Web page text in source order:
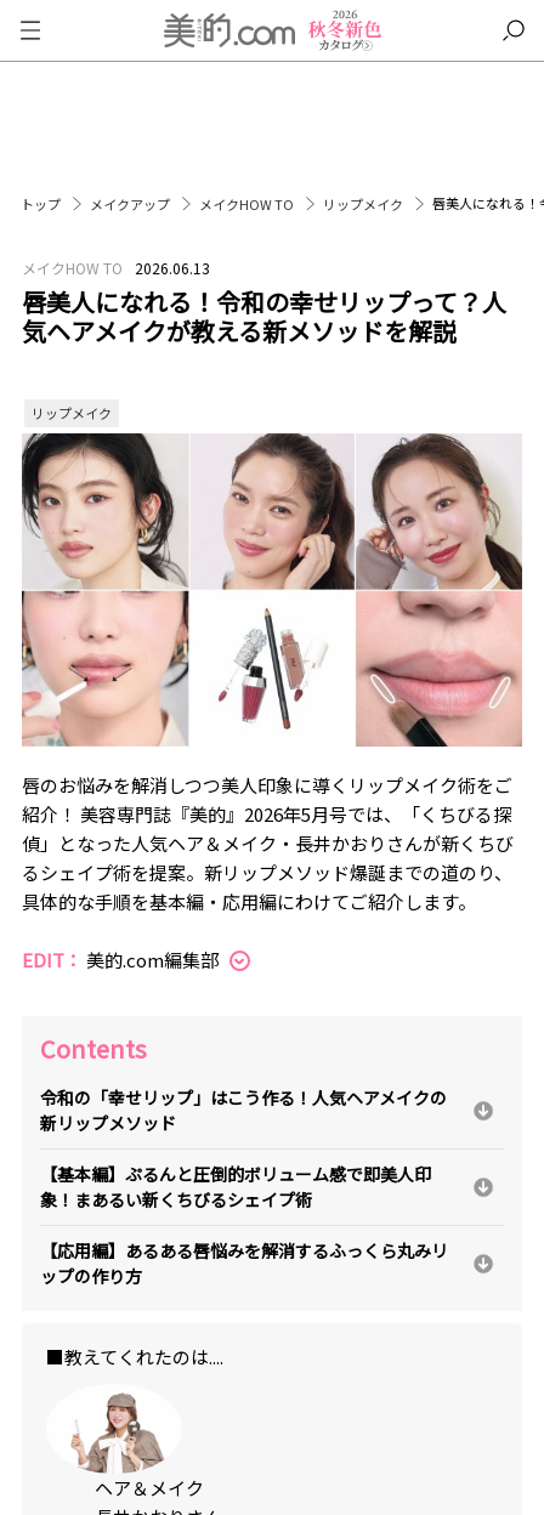
トップ メイクアップ メイクHOW TO リップメイク 唇美人になれる！
メイクHOW TO 2026.06.13
唇美人になれる！令和の幸せリップって？人
気ヘアメイクが教える新メソッドを解説
リップメイク
唇のお悩みを解消しつつ美人印象に導くリップメイク術をご
紹介！ 美容専門誌『美的』2026年5月号では、「くちびる探
偵」となった人気ヘア＆メイク・長井かおりさんが新くちび
るシェイプ術を提案。新リップメソッド爆誕までの道のり、
具体的な手順を基本編・応用編にわけてご紹介します。
EDIT： 美的.com編集部
Contents
令和の「幸せリップ」はこう作る！人気ヘアメイクの
新リップメソッド
【基本編】ぷるんと圧倒的ボリューム感で即美人印
象！まあるい新くちびるシェイプ術
【応用編】あるある唇悩みを解消するふっくら丸みリ
ップの作り方
■教えてくれたのは....
ヘア＆メイク